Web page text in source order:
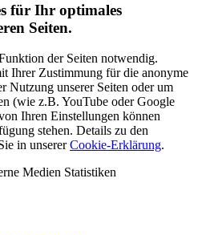
für Ihr optimales
Seiten.
der Seiten notwendig.
Ihrer Zustimmung für die anonyme
Nutzung unserer Seiten oder um
(wie z.B. YouTube oder Google
Ihren Einstellungen können
stehen. Details zu den
in unsererCookie-Erklärung.
Medien Statistiken